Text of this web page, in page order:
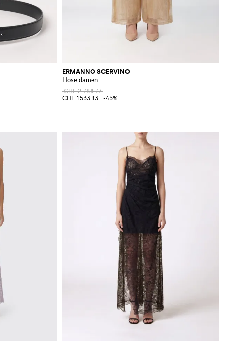
ERMANNO SCERVINO
Hose damen
CHF 2'788.77
CHF 1'533.83
-45%